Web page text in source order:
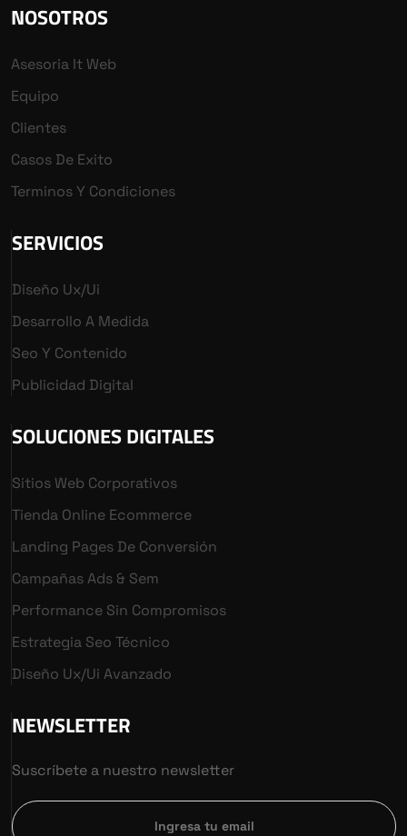
NOSOTROS
Asesoria It Web
Equipo
Clientes
Casos De Exito
Terminos Y Condiciones
SERVICIOS
Diseño Ux/ui
Desarrollo A Medida
Seo Y Contenido
Publicidad Digital
SOLUCIONES DIGITALES
Sitios Web Corporativos
Tienda Online Ecommerce
Landing Pages De Conversión
Campañas Ads & Sem
Performance Sin Compromisos
Estrategia Seo Técnico
Diseño Ux/ui Avanzado
NEWSLETTER
Suscríbete a nuestro newsletter